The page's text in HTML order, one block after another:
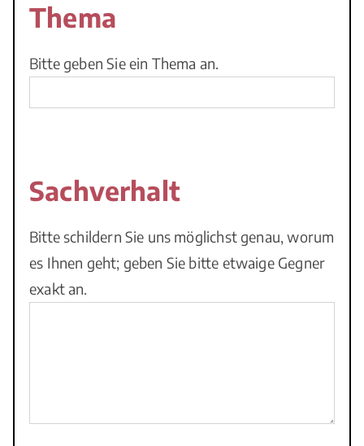
Thema
Bitte geben Sie ein Thema an.
Sachverhalt
Bitte schildern Sie uns möglichst genau, worum
es Ihnen geht; geben Sie bitte etwaige Gegner
exakt an.